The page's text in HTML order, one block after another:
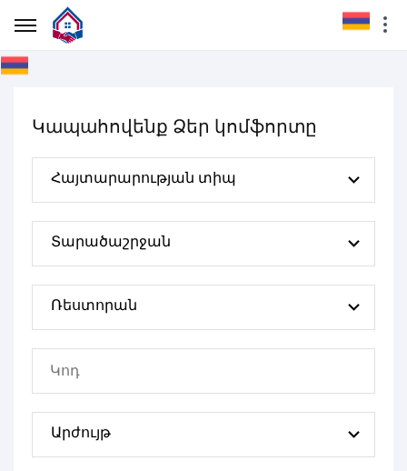
Կապահովենք Ձեր կոմֆորտը
Հայտարարության տիպ
Տարածաշրջան
Ռեստորան
Արժույթ